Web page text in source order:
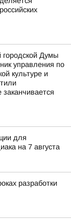
городской Думы
управления по
культуре и
для
на 7 августа
разработки